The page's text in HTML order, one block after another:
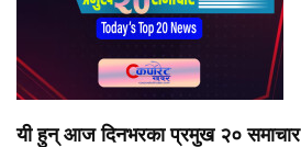
यी हुन् आज दिनभरका प्रमुख २० समाचार